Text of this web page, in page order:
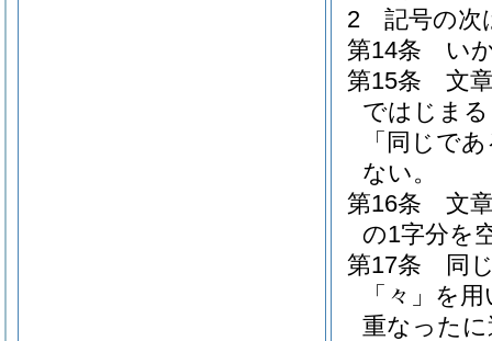
2
記号の次
第14条
い
第15条
文
ではじま
「同じで
ない。
第16条
文
の1字分を
第17条
同
「々」を
重なった